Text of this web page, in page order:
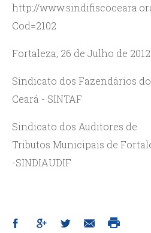
http://
Cod=2102
Fortaleza, 26 de Julho de 2012
Sindicato dos Fazendários do
Ceará - SINTAF
Sindicato dos Auditores de
Tributos Municipais de
-SINDIAUDIF